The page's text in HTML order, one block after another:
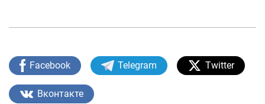
Facebook Telegram Twitter
Вконтакте